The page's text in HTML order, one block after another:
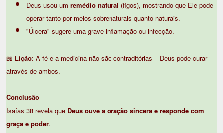
Deus usou umremédio natural (figos), mostrando que Ele pode
operar tanto por meios sobrenaturais quanto naturais.
"Úlcera" sugere uma grave inflamação ou infecção.
📖 Lição: A fé e a medicina não são contraditórias – Deus pode curar
através de ambos.
Conclusão
Isaías 38 revela que Deus ouve a oração sincera e responde com
graça e poder.